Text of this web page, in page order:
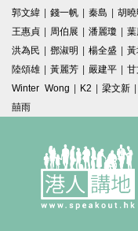
郭文緯 | 錢一帆 | 秦島 | 胡曉
王惠貞 | 周伯展 | 潘麗瓊 |
洪為民 | 鄧淑明 | 楊全盛 |
陸頌雄 | 黃麗芳 | 嚴建平 |
Winter Wong | K2 | 梁文新 |
囍雨